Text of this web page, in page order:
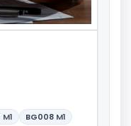
M1 BG008 M1